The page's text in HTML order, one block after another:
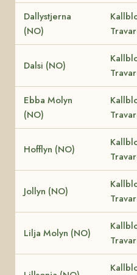
Dallystjerna
(NO)
Dalsi (NO)
Ebba Molyn
(NO)
Hofflyn (NO)
Jollyn (NO)
Lilja Molyn (NO)